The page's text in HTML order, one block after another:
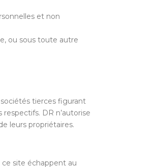
et non
ou sous toute autre
tierces figurant
DR n’autorise
leurs propriétaires.
ce site échappent au